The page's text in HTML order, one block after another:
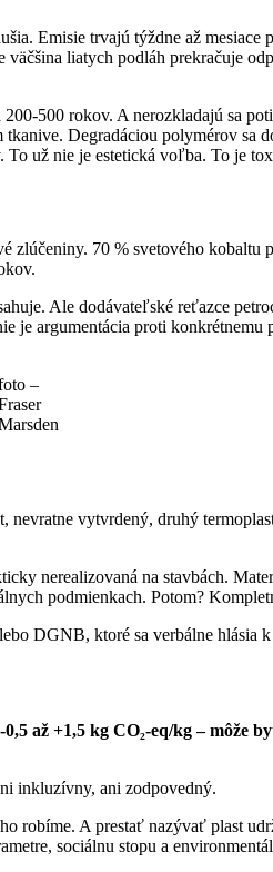
Emisie trvajú týždne až
väčšina liatych podláh prekračuje
500 rokov. A nerozkladajú sa
Degradáciou polymérov sa
už nie je estetická voľba. To je
70 % svetového
Ale dodávateľské reťazce
je argumentácia proti
–
vytvrdený, druhý
nerealizovaná na stavbách.
podmienkach. Potom?
DGNB, ktoré sa verbálne hlásia
0,5 až +1,5 kg CO₂-eq/kg – môže
inkluzívny, ani zodpovedný.
A prestať nazývať plast
sociálnu stopu a